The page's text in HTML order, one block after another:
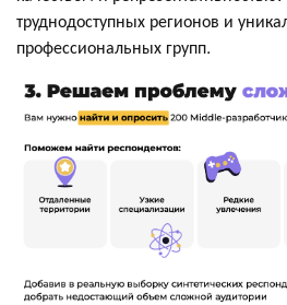
труднодоступных регионов и
профессиональных групп.